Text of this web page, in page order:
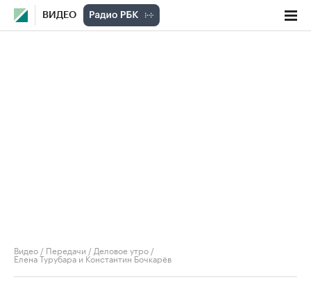
ВИДЕО
Видео / Передачи / Деловое утро /
Елена Турубара и Константин Бочкарёв